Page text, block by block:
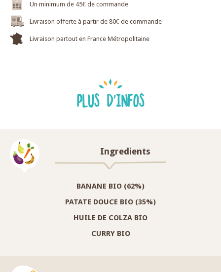
Un minimum de 45€ de commande
Livraison offerte à partir de 80€ de commande
Livraison partout en France Métropolitaine
PLUS D'INFOS
Ingredients
BANANE BIO (62%)
PATATE DOUCE BIO (35%)
HUILE DE COLZA BIO
CURRY BIO